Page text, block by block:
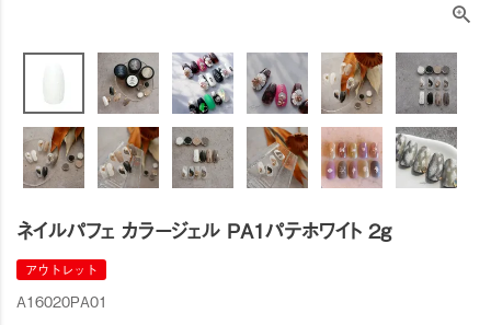
ネイルパフェ カラージェル PA1パテホワイト 2g
アウトレット
A16020PA01